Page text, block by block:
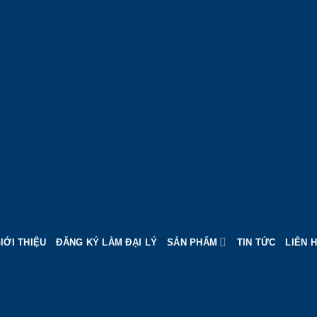
THIỆU ĐĂNG KÝ LÀM ĐẠI LÝ SẢN PHẨM TIN TỨC LIÊN